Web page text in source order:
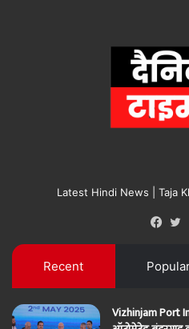
Latest Hindi News | Taja
Recent
Vizhinjam Port